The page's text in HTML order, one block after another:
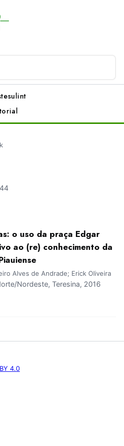
sulint
o uso da praça Edgar
ao (re) conhecimento da
Alves de Andrade; Erick Oliveira
Nordeste, Teresina, 2016
4.0